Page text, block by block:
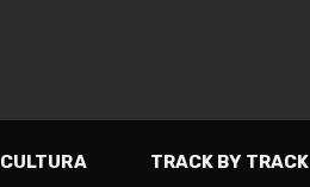
CULTURA TRACK BY TRACK